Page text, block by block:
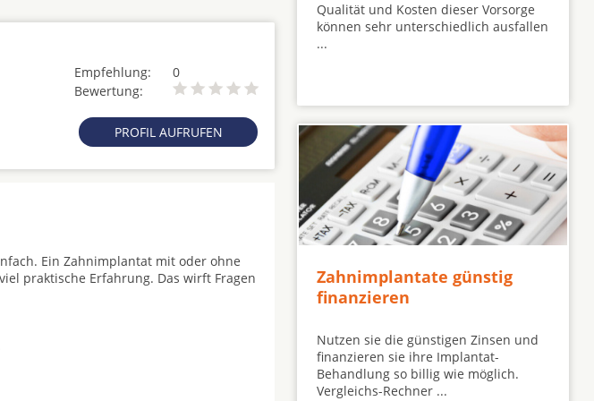
Empfehlung:
0
Bewertung:
PROFIL AUFRUFEN
Ein Zahnimplantat mit oder ohne
praktische Erfahrung. Das wirft Fragen
Qualität und Kosten dieser Vorsorge
können sehr unterschiedlich ausfallen
...
Zahnimplantate günstig
finanzieren
Nutzen sie die günstigen Zinsen und
finanzieren sie ihre Implantat-
Behandlung so billig wie möglich.
Vergleichs-Rechner ...